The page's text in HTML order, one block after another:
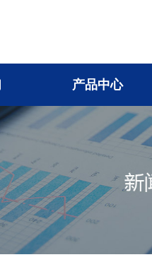
产品中心